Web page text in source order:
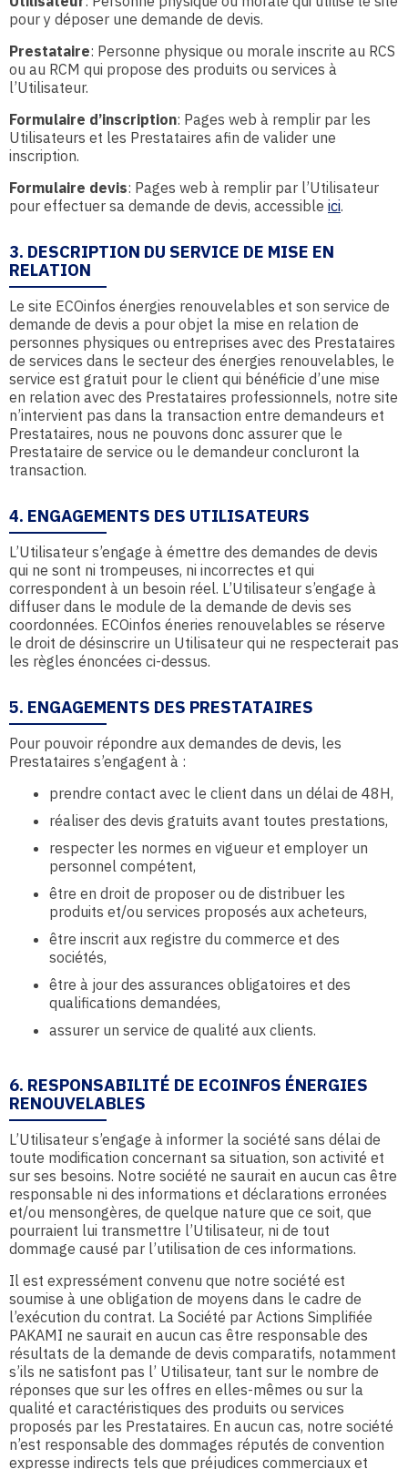
pour y déposer une demande de devis.
Prestataire: Personne physique ou morale inscrite au RCS
ou au RCM qui propose des produits ou services à
l’Utilisateur.
Formulaire d’inscription: Pages web à remplir par les
Utilisateurs et les Prestataires afin de valider une
inscription.
Formulaire devis: Pages web à remplir par l’Utilisateur
pour effectuer sa demande de devis, accessible ici.
3. DESCRIPTION DU SERVICE DE MISE EN
RELATION
Le site ECOinfos énergies renouvelables et son service de
demande de devis a pour objet la mise en relation de
personnes physiques ou entreprises avec des Prestataires
de services dans le secteur des énergies renouvelables, le
service est gratuit pour le client qui bénéficie d’une mise
en relation avec des Prestataires professionnels, notre site
n’intervient pas dans la transaction entre demandeurs et
Prestataires, nous ne pouvons donc assurer que le
Prestataire de service ou le demandeur concluront la
transaction.
4. ENGAGEMENTS DES UTILISATEURS
L’Utilisateur s’engage à émettre des demandes de devis
qui ne sont ni trompeuses, ni incorrectes et qui
correspondent à un besoin réel. L’Utilisateur s’engage à
diffuser dans le module de la demande de devis ses
coordonnées. ECOinfos éneries renouvelables se réserve
le droit de désinscrire un Utilisateur qui ne respecterait pas
les règles énoncées ci-dessus.
5. ENGAGEMENTS DES PRESTATAIRES
Pour pouvoir répondre aux demandes de devis, les
Prestataires s’engagent à :
prendre contact avec le client dans un délai de 48H,
réaliser des devis gratuits avant toutes prestations,
respecter les normes en vigueur et employer un
personnel compétent,
être en droit de proposer ou de distribuer les
produits et/ou services proposés aux acheteurs,
être inscrit aux registre du commerce et des
sociétés,
être à jour des assurances obligatoires et des
qualifications demandées,
assurer un service de qualité aux clients.
6. RESPONSABILITÉ DE ECOINFOS ÉNERGIES
RENOUVELABLES
L’Utilisateur s’engage à informer la société sans délai de
toute modification concernant sa situation, son activité et
sur ses besoins. Notre société ne saurait en aucun cas être
responsable ni des informations et déclarations erronées
et/ou mensongères, de quelque nature que ce soit, que
pourraient lui transmettre l’Utilisateur, ni de tout
dommage causé par l’utilisation de ces informations.
Il est expressément convenu que notre société est
soumise à une obligation de moyens dans le cadre de
l’exécution du contrat. La Société par Actions Simplifiée
PAKAMI ne saurait en aucun cas être responsable des
résultats de la demande de devis comparatifs, notamment
s’ils ne satisfont pas l’ Utilisateur, tant sur le nombre de
réponses que sur les offres en elles-mêmes ou sur la
qualité et caractéristiques des produits ou services
proposés par les Prestataires. En aucun cas, notre société
n’est responsable des dommages réputés de convention
expresse indirects tels que préjudices commerciaux et